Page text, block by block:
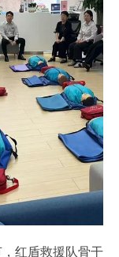
红盾救援队骨干